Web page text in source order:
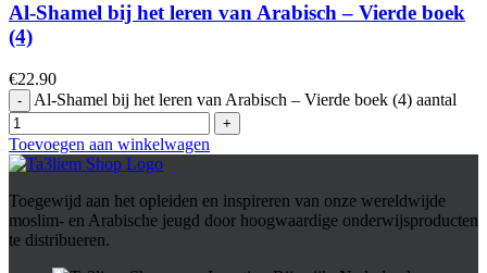
Al-Shamel bij het leren van Arabisch – Vierde boek
(4)
€22.90
Al-Shamel bij het leren van Arabisch – Vierde boek (4) aantal
Toevoegen aan winkelwagen
Toegewijd aan het opleiden en inspireren van onze wereldwijde
moslim- en Arabische jeugd door hoogwaardige onderwijsproducten
te distribueren.